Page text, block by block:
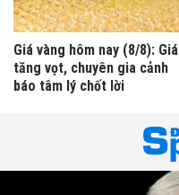
Giá vàng hôm nay (8/8): Giá
tăng vọt, chuyên gia cảnh
báo tâm lý chốt lời